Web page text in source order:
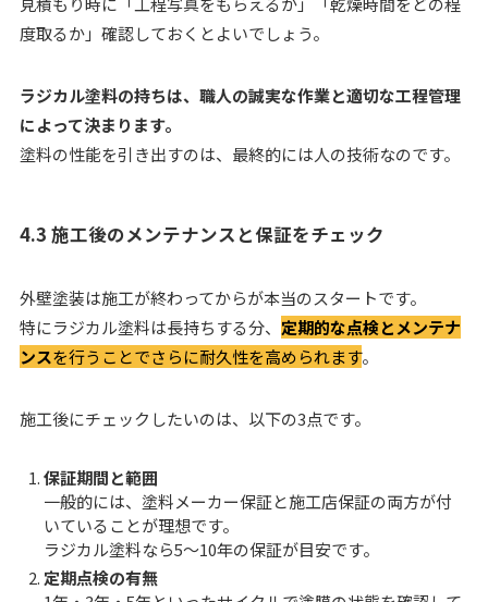
度取るか」確認しておくとよいでしょう。
ラジカル塗料の持ちは、職人の誠実な作業と適切な工程管理
によって決まります。
塗料の性能を引き出すのは、最終的には人の技術なのです。
4.3 施工後のメンテナンスと保証をチェック
外壁塗装は施工が終わってからが本当のスタートです。
特にラジカル塗料は長持ちする分、 定期的な点検とメンテナ
ンスを行うことでさらに耐久性を高められます。
施工後にチェックしたいのは、以下の3点です。
保証期間と範囲
一般的には、塗料メーカー保証と施工店保証の両方が付
いていることが理想です。
ラジカル塗料なら5〜10年の保証が目安です。
定期点検の有無